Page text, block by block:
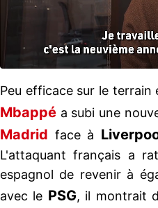
Peu efficace sur le terrain
Mbappé a subi une
Madrid face à
L'attaquant français a
espagnol de revenir à
avec le PSG, il montrait